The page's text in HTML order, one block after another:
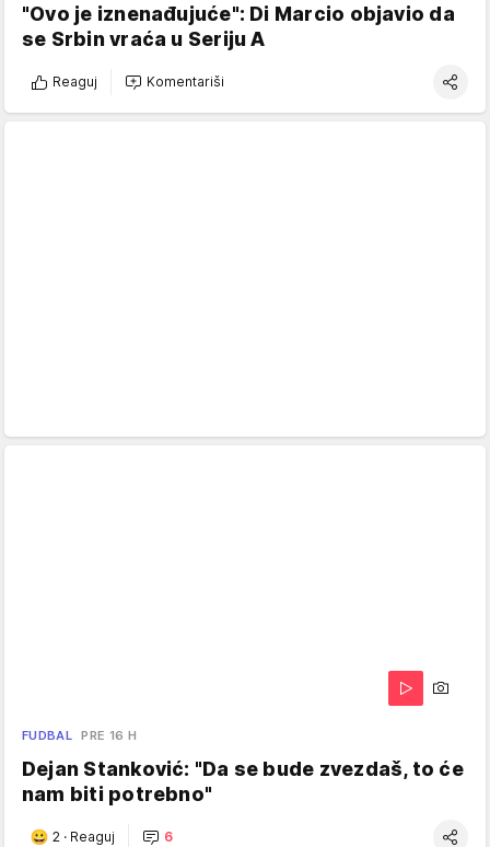
"Ovo je iznenađujuće": Di Marcio objavio da
se Srbin vraća u Seriju A
Reaguj Komentariši
FUDBAL PRE 16 H
Dejan Stanković: "Da se bude zvezdaš, to će
nam biti potrebno"
2 · Reaguj 6